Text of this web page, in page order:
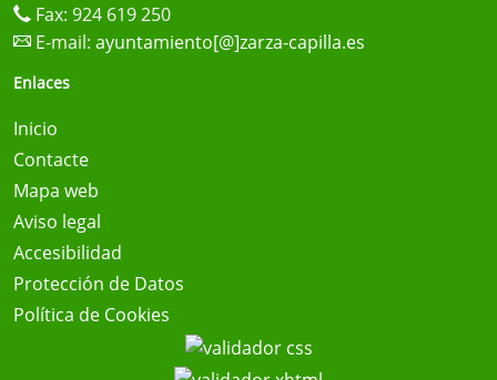
Fax: 924 619 250
E-mail: ayuntamiento[@]zarza-capilla.es
Enlaces
Inicio
Contacte
Mapa web
Aviso legal
Accesibilidad
Protección de Datos
Política de Cookies